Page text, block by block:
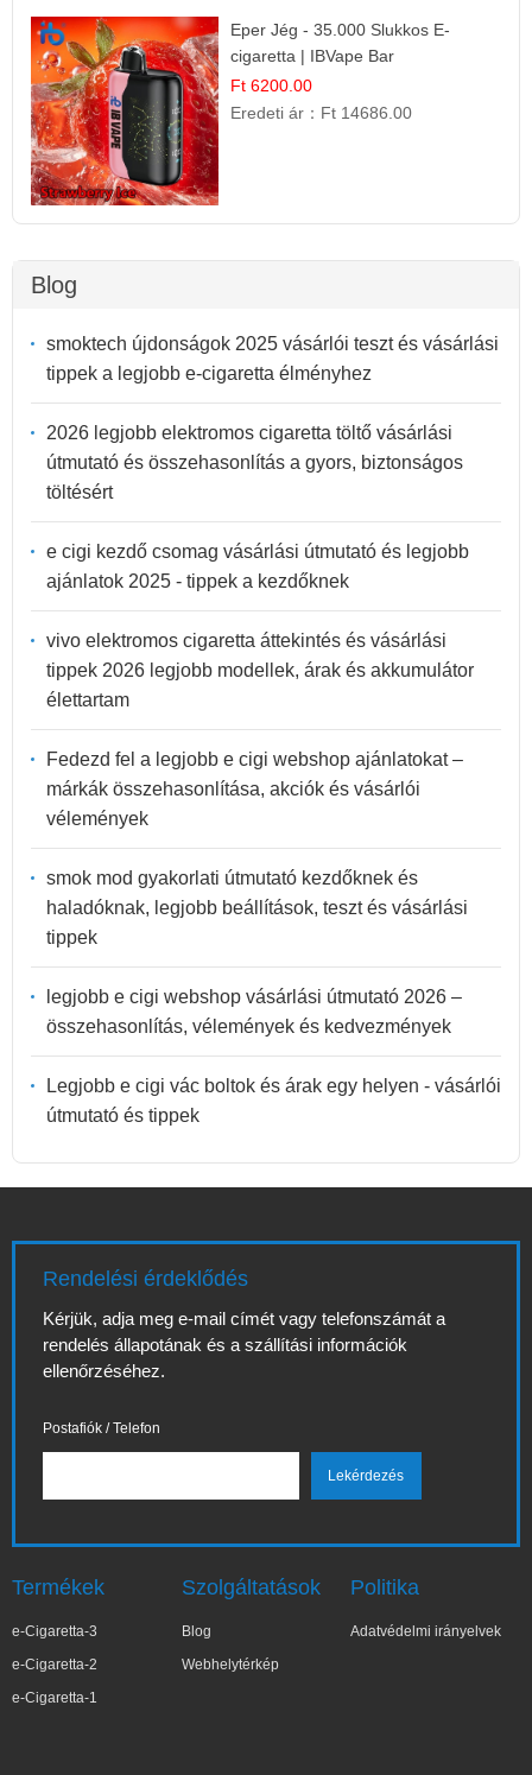
Eper Jég - 35.000 Slukkos E-
cigaretta | IBVape Bar
Ft 6200.00
Eredeti ár： Ft 14686.00
Blog
smoktech újdonságok 2025 vásárlói teszt és vásárlási
tippek a legjobb e-cigaretta élményhez
2026 legjobb elektromos cigaretta töltő vásárlási
útmutató és összehasonlítás a gyors, biztonságos
töltésért
e cigi kezdő csomag vásárlási útmutató és legjobb
ajánlatok 2025 - tippek a kezdőknek
vivo elektromos cigaretta áttekintés és vásárlási
tippek 2026 legjobb modellek, árak és akkumulátor
élettartam
Fedezd fel a legjobb e cigi webshop ajánlatokat –
márkák összehasonlítása, akciók és vásárlói
vélemények
smok mod gyakorlati útmutató kezdőknek és
haladóknak, legjobb beállítások, teszt és vásárlási
tippek
legjobb e cigi webshop vásárlási útmutató 2026 –
összehasonlítás, vélemények és kedvezmények
Legjobb e cigi vác boltok és árak egy helyen - vásárlói
útmutató és tippek
Rendelési érdeklődés
Kérjük, adja meg e-mail címét vagy telefonszámát a
rendelés állapotának és a szállítási információk
ellenőrzéséhez.
Postafiók / Telefon
Termékek
e-Cigaretta-3
e-Cigaretta-2
e-Cigaretta-1
Szolgáltatások
Blog
Webhelytérkép
Politika
Adatvédelmi irányelvek